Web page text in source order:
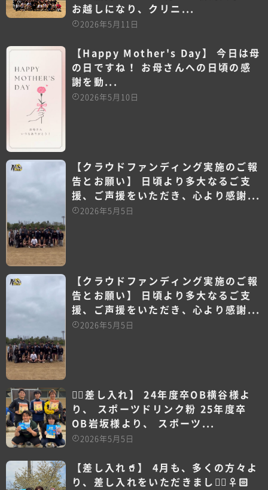
お越しになり、クリニ...
2026年5月11日
【Happy Mother's Day】 今日は母
の日ですね！ お母さんへの日頃の感
謝を動...
2026年5月10日
【クラウドファンディング実施のご報
告とお願い】 日頃より多大なるご支
援、ご声援をいただき、心より感謝...
2026年5月5日
【クラウドファンディング実施のご報
告とお願い】 日頃より多大なるご支
援、ご声援をいただき、心より感謝...
2026年5月5日
【🏽差し入れ】 24年度卒OB横谷様よ
り、 スポーツドリンク粉 25年度卒
OB岩坂様より、 スポーツ...
2026年5月5日
【差し入れ🥤】 4月も、多くの方々よ
り、差し入れをいただきました🏻‍♀️🏻